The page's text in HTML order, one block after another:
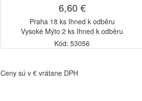
6,60 €
Praha 18 ks Ihned k odběru
Vysoké Mýto 2 ks Ihned k odběru
Kód: 53056
Ceny sú v € vrátane DPH